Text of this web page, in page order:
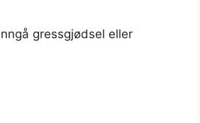
gressgjødsel eller